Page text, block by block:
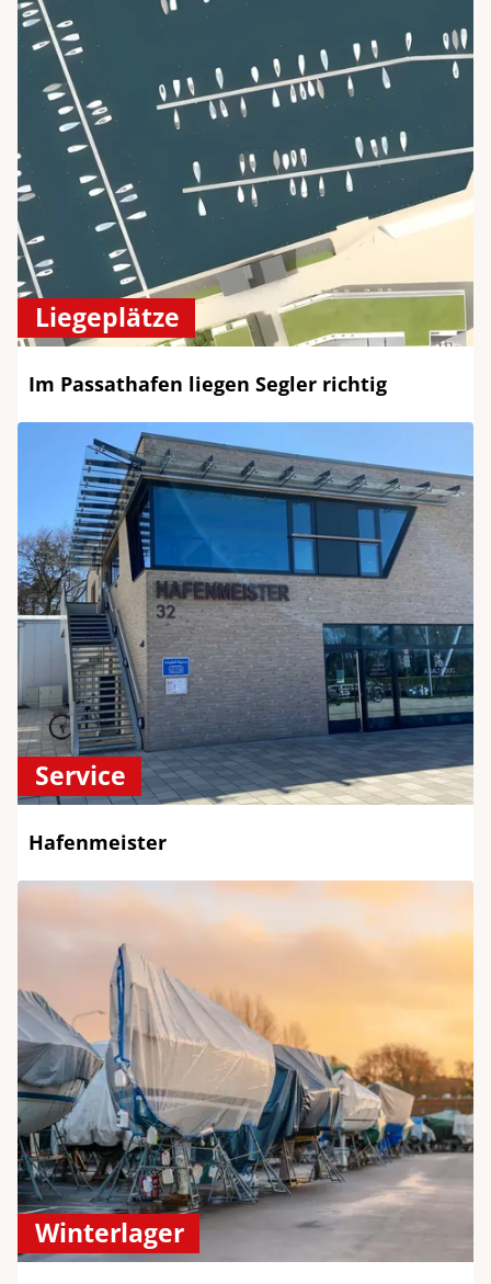
Liegeplätze
Im Passathafen liegen Segler richtig
Service
Hafenmeister
Winterlager